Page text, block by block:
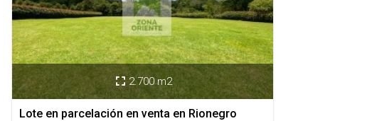
 2.700 m2
Lote en parcelación en venta en Rionegro